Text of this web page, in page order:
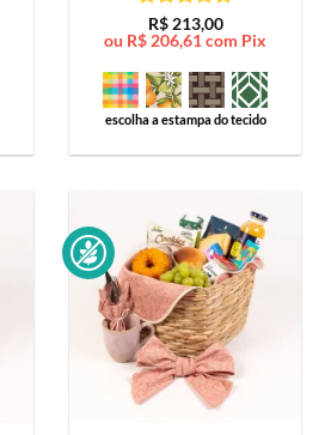
Avaliação5
de 5
R$213,00
ou R$ 206,61 com Pix
escolha a estampa do tecido